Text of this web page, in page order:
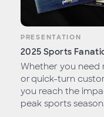
PRESENTATION
2025 Sports
Whether you
or quick-turn
you reach the
peak sports